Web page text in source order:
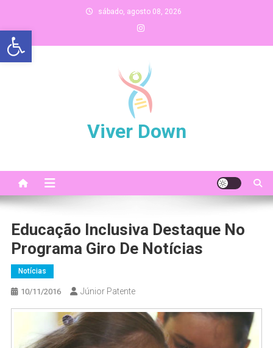
Abrir a barra de ferramentas
content
sábado, agosto 08, 2026
Viver Down
Educação Inclusiva Destaque No
Programa Giro De Notícias
Notícias
10/11/2016 Júnior Patente